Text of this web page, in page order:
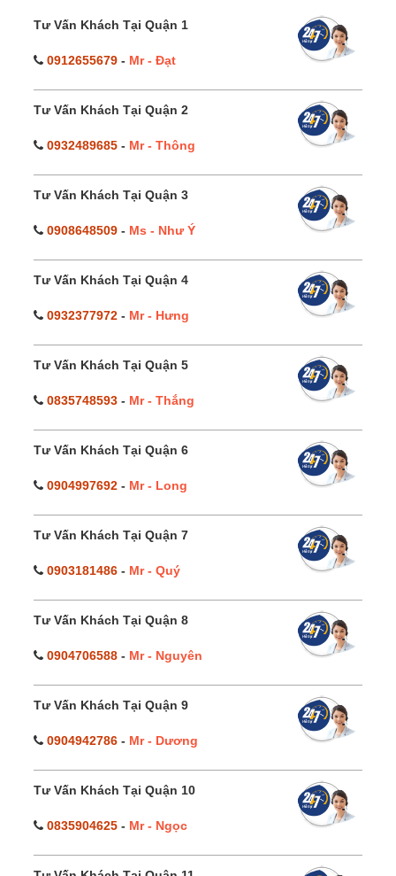
Tư Vấn Khách Tại Quận 1
0912655679 - Mr - Đạt
Tư Vấn Khách Tại Quận 2
0932489685 - Mr - Thông
Tư Vấn Khách Tại Quận 3
0908648509 - Ms - Như Ý
Tư Vấn Khách Tại Quận 4
0932377972 - Mr - Hưng
Tư Vấn Khách Tại Quận 5
0835748593 - Mr - Thắng
Tư Vấn Khách Tại Quận 6
0904997692 - Mr - Long
Tư Vấn Khách Tại Quận 7
0903181486 - Mr - Quý
Tư Vấn Khách Tại Quận 8
0904706588 - Mr - Nguyên
Tư Vấn Khách Tại Quận 9
0904942786 - Mr - Dương
Tư Vấn Khách Tại Quận 10
0835904625 - Mr - Ngọc